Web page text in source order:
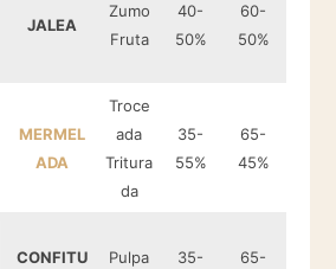
JALEA
Zumo
Fruta
40-
50%
60-
50%
MERMEL
ADA
Troce
ada
Tritura
da
35-
55%
65-
45%
CONFITU
Pulpa
35-
65-